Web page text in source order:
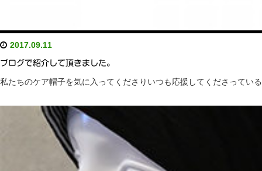
2017.09.11
ブログで紹介して頂きました。
私たちのケア帽子を気に入ってくださりいつも応援してくださってい